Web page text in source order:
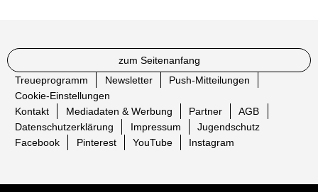
zum Seitenanfang
Treueprogramm
Newsletter
Push-Mitteilungen
Cookie-Einstellungen
Kontakt
Mediadaten & Werbung Partner
AGB
Datenschutzerklärung
Impressum
Jugendschutz
Facebook
Pinterest YouTube Instagram